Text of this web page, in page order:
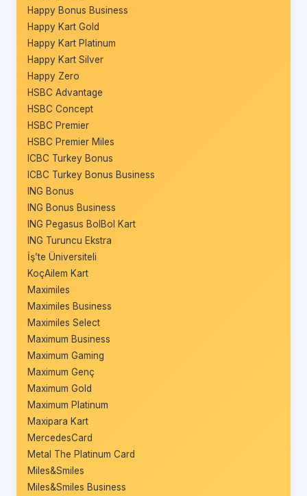
Happy Bonus Business
Happy Kart Gold
Happy Kart Platinum
Happy Kart Silver
Happy Zero
HSBC Advantage
HSBC Concept
HSBC Premier
HSBC Premier Miles
ICBC Turkey Bonus
ICBC Turkey Bonus Business
ING Bonus
ING Bonus Business
ING Pegasus BolBol Kart
ING Turuncu Ekstra
İş’te Üniversiteli
KoçAilem Kart
Maximiles
Maximiles Business
Maximiles Select
Maximum Business
Maximum Gaming
Maximum Genç
Maximum Gold
Maximum Platinum
Maxipara Kart
MercedesCard
Metal The Platinum Card
Miles&Smiles
Miles&Smiles Business